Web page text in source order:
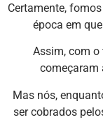
Certamente,
época em
Assim, com o
começaram
Mas nós,
ser cobrados